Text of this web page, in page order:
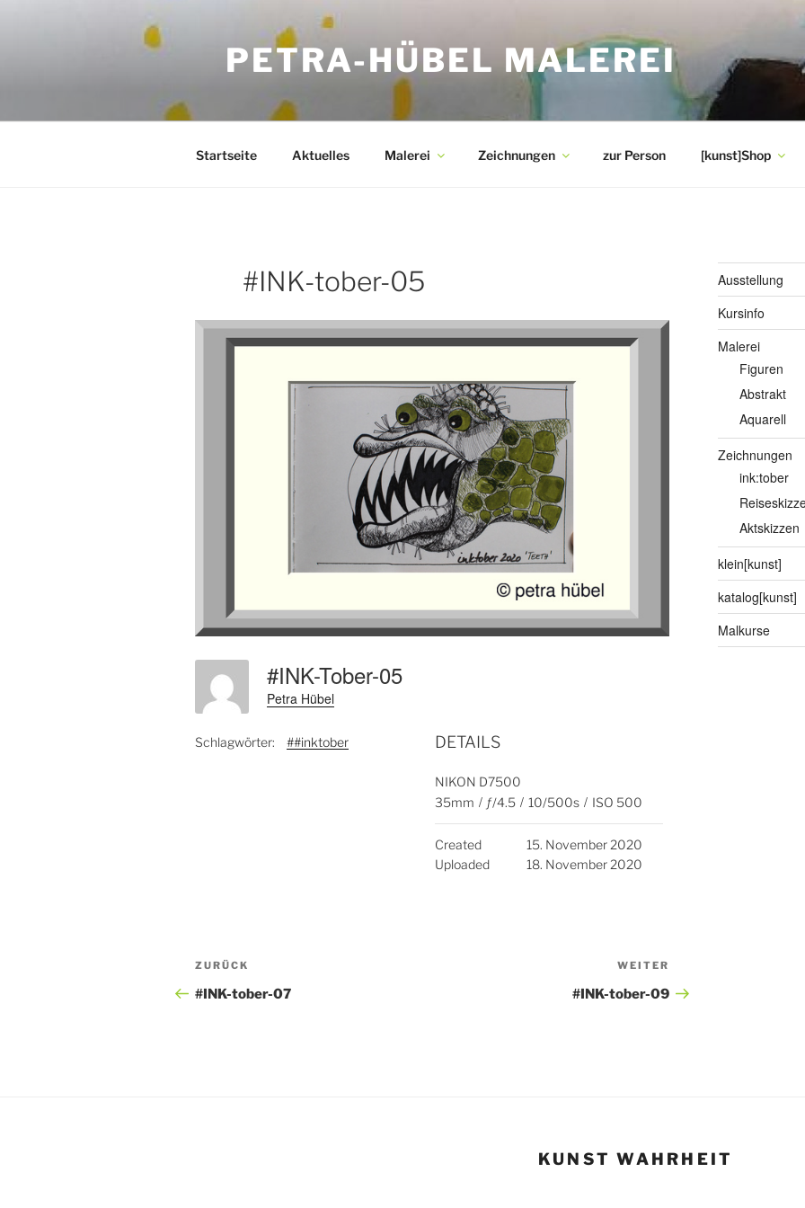
PETRA-HÜBEL MALEREI
Startseite Aktuelles Malerei Zeichnungen zur Person [kunst]Shop
#INK-tober-05
#INK-Tober-05
Petra Hübel
Schlagwörter: ##inktober DETAILS
NIKON D7500
35mm / ƒ/4.5 / 10/500s / ISO 500
Created
15. November 2020
Uploaded
18. November 2020
Beitragsnavigation
Vorheriger
Beitrag
ZURÜCK
#INK-tober-07
Beitrag
WEITER
#INK-tober-09
Ausstellung
Kursinfo
Malerei
Figuren
Abstrakt
Aquarell
Zeichnungen
ink:tober
Aktskizzen
klein[kunst]
katalog[kunst]
Malkurse
KUNST WAHRHEIT